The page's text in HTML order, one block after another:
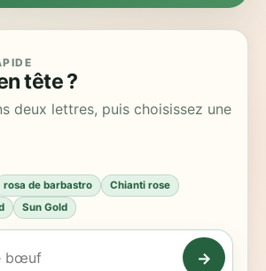
tête ?
deux lettres, puis choisissez une
rosa de barbastro
Chianti rose
Sun Gold